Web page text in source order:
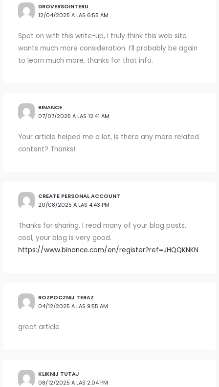
DROVERSOINTERU
12/04/2025 A LAS 6:55 AM
Spot on with this write-up, I truly think this web site
wants much more consideration. I’ll probably be again
to learn much more, thanks for that info.
BINANCE
07/07/2025 A LAS 12:41 AM
Your article helped me a lot, is there any more related
content? Thanks!
CREATE PERSONAL ACCOUNT
20/08/2025 A LAS 4:43 PM
Thanks for sharing. I read many of your blog posts,
cool, your blog is very good.
https://www.binance.com/en/register?ref=JHQQKNKN
ROZPOCZNIJ TERAZ
04/12/2025 A LAS 9:55 AM
great article
KLIKNIJ TUTAJ
08/12/2025 A LAS 2:04 PM